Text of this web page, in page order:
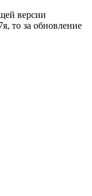
версии
то за обновление